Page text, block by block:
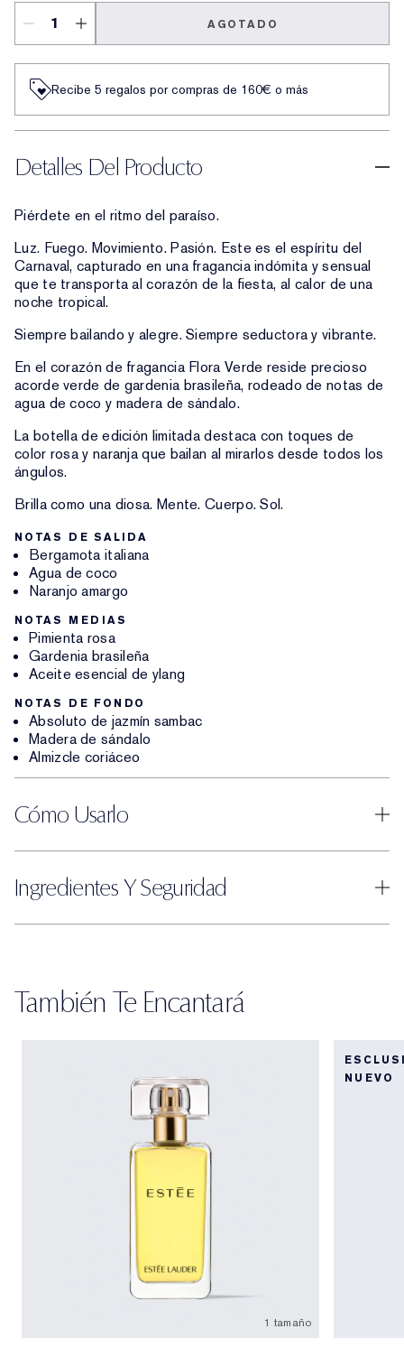
AGOTADO
Recibe 5 regalos por compras de 160€ o más
Detalles Del Producto
Piérdete en el ritmo del paraíso.
Luz. Fuego. Movimiento. Pasión. Este es el espíritu del
Carnaval, capturado en una fragancia indómita y sensual
que te transporta al corazón de la fiesta, al calor de una
noche tropical.
Siempre bailando y alegre. Siempre seductora y vibrante.
En el corazón de fragancia Flora Verde reside precioso
acorde verde de gardenia brasileña, rodeado de notas de
agua de coco y madera de sándalo.
La botella de edición limitada destaca con toques de
color rosa y naranja que bailan al mirarlos desde todos los
ángulos.
Brilla como una diosa. Mente. Cuerpo. Sol.
NOTAS DE SALIDA
Bergamota italiana
Agua de coco
Naranjo amargo
NOTAS MEDIAS
Pimienta rosa
Gardenia brasileña
Aceite esencial de ylang
NOTAS DE FONDO
Absoluto de jazmín sambac
Madera de sándalo
Almizcle coriáceo
Cómo Usarlo
Ingredientes Y Seguridad
También Te Encantará
1 tamaño
NUEVO